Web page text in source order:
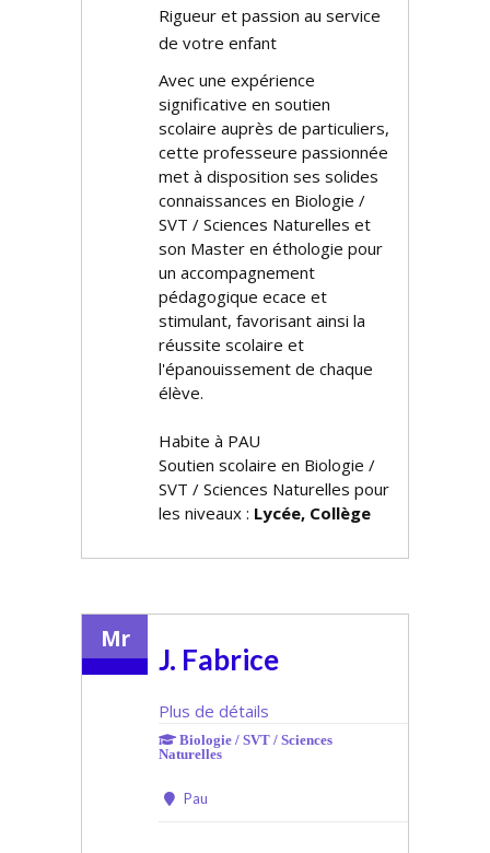
Rigueur et passion au service
de votre enfant
Avec une expérience
significative en soutien
scolaire auprès de particuliers,
cette professeure passionnée
met à disposition ses solides
connaissances en Biologie /
SVT / Sciences Naturelles et
son Master en éthologie pour
un accompagnement
pédagogique efficace et
stimulant, favorisant ainsi la
réussite scolaire et
l'épanouissement de chaque
élève.
Habite à PAU
Soutien scolaire en Biologie /
SVT / Sciences Naturelles pour
les niveaux : Lycée, Collège
Mr
J. Fabrice
Plus de détails
Biologie / SVT / Sciences
Naturelles
Pau